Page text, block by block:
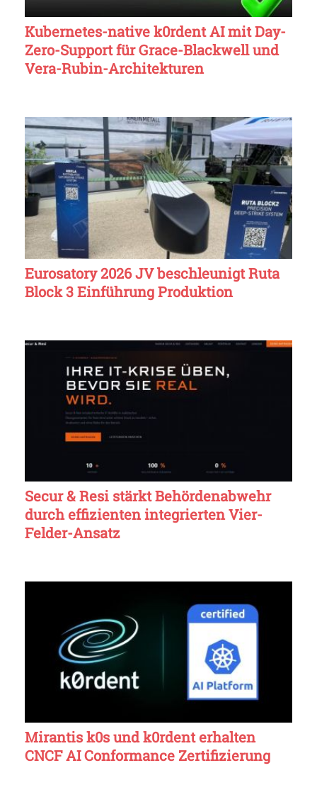
Kubernetes-native k0rdent AI mit Day-
Zero-Support für Grace-Blackwell und
Vera-Rubin-Architekturen
Eurosatory 2026 JV beschleunigt Ruta
Block 3 Einführung Produktion
Secur & Resi stärkt Behördenabwehr
durch effizienten integrierten Vier-
Felder-Ansatz
Mirantis k0s und k0rdent erhalten
CNCF AI Conformance Zertifizierung